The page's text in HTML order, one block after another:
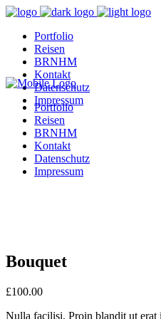
Portfolio
Reisen
BRNHM
Kontakt
Datenschutz
Impressum
Portfolio
Reisen
BRNHM
Kontakt
Datenschutz
Impressum
Bouquet
£100.00
Nulla facilisi. Proin blandit ut erat